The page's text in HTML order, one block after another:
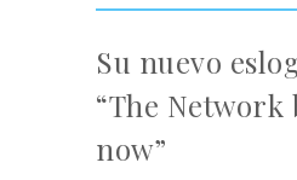
Su nuevo
“The
now”